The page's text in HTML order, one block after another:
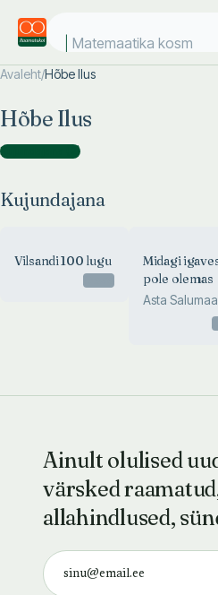
Matemaatika kosmo
Avaleht/Hõbe Ilus
Hõbe Ilus
Kujundajana )
Kujundajana
Vilsandi 100 lugu
Midagi
pole olemas
Asta Salumaa
Ainult olulised
värsked
allahindlused,